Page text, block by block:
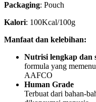
Packaging: Pouch
Kalori: 100Kcal/100g
Manfaat dan kelebihan:
Nutrisi lengkap dan
formula yang
AAFCO
Human Grade
Terbuat dari bahan-